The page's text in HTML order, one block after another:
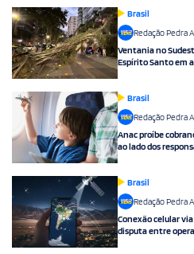
Brasil
Redação Pedra
Ventania no
Espírito Santo em
Brasil
Redação Pedra
Anac proíbe
ao lado dos
Brasil
Redação Pedra
Conexão celular
disputa entre